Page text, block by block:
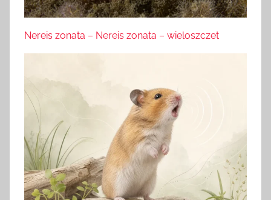
Nereis zonata – Nereis zonata – wieloszczet